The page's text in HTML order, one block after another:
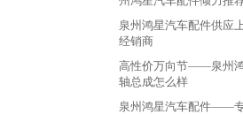
泉州鸿星汽车配件供应
经销商
高性价万向节——泉州
轴总成怎么样
泉州鸿星汽车配件——